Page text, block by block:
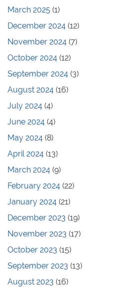
March 2025 (1)
December 2024 (12)
November 2024 (7)
October 2024 (12)
September 2024 (3)
August 2024 (16)
July 2024 (4)
June 2024 (4)
May 2024 (8)
April 2024 (13)
March 2024 (9)
February 2024 (22)
January 2024 (21)
December 2023 (19)
November 2023 (17)
October 2023 (15)
September 2023 (13)
August 2023 (16)